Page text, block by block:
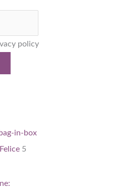
policy
in-box
5